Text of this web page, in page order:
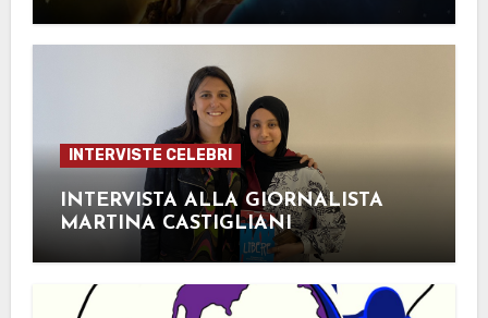
INTERVISTE CELEBRI
INTERVISTA ALLA GIORNALISTA
MARTINA CASTIGLIANI